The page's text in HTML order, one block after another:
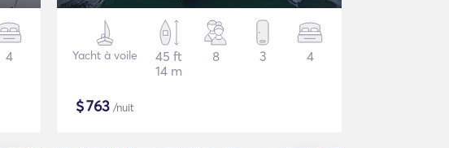
4 Yacht à voile
45 ft
14 m
8 3 4
$763 /nuit